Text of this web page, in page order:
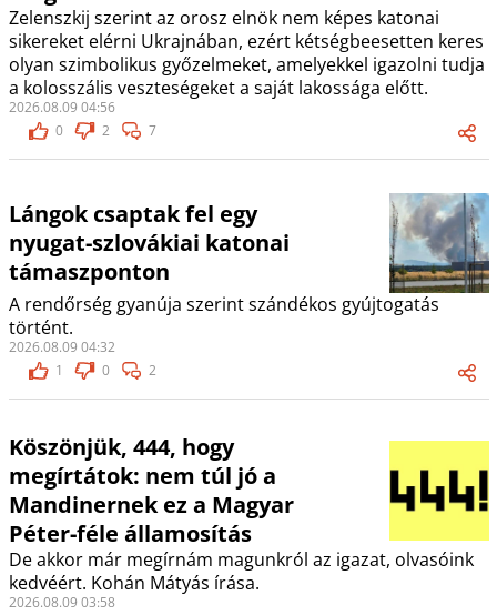
Zelenszkij szerint az orosz elnök nem képes katonai
sikereket elérni Ukrajnában, ezért kétségbeesetten keres
olyan szimbolikus győzelmeket, amelyekkel igazolni tudja
a kolosszális veszteségeket a saját lakossága előtt.
2026.08.09 04:56
0
2 7
Lángok csaptak fel egy
nyugat-szlovákiai katonai
támaszponton
A rendőrség gyanúja szerint szándékos gyújtogatás
történt.
2026.08.09 04:32
1
0 2
Köszönjük, 444, hogy
megírtátok: nem túl jó a
Mandinernek ez a Magyar
Péter-féle államosítás
De akkor már megírnám magunkról az igazat, olvasóink
kedvéért. Kohán Mátyás írása.
2026.08.09 03:58